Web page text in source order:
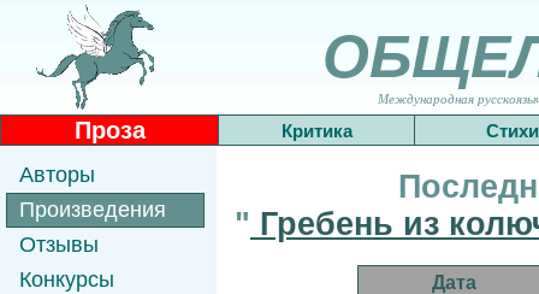
Международная
Проза Критика Стихи
Авторы
Произведения
Отзывы
Конкурсы
" Гребень из
Дата